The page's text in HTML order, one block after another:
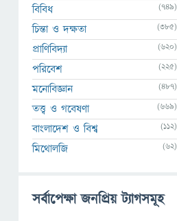
বিবিধ (749)
চিন্তা ও দক্ষতা (385)
প্রাণিবিদ্যা (620)
পরিবেশ (225)
মনোবিজ্ঞান (487)
তত্ত্ব ও গবেষণা (669)
বাংলাদেশ ও বিশ্ব (112)
মিথোলজি (62)
সর্বাপেক্ষা জনপ্রিয় ট্যাগসমূহ